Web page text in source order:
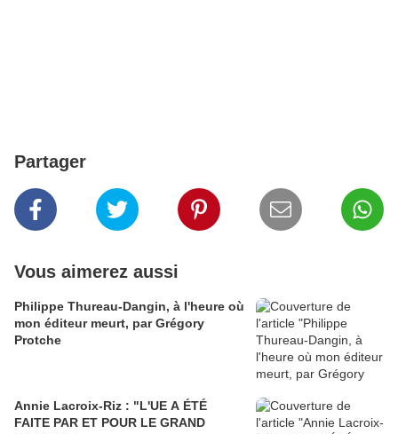
Partager
Vous aimerez aussi
Philippe Thureau-Dangin, à l'heure où
mon éditeur meurt, par Grégory
Protche
Annie Lacroix-Riz : "L'UE A ÉTÉ
FAITE PAR ET POUR LE GRAND